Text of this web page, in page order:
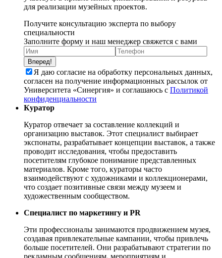
для реализации музейных проектов.
Получите консультацию эксперта по выбору
специальности
Заполните форму и наш менеджер свяжется с вами
Вперед!
Я даю согласие на обработку персональных данных,
согласен на получение информационных рассылок от
Университета «Синергия» и соглашаюсь c Политикой
конфиденциальности
Куратор
Куратор отвечает за составление коллекций и
организацию выставок. Этот специалист выбирает
экспонаты, разрабатывает концепции выставок, а также
проводит исследования, чтобы предоставить
посетителям глубокое понимание представленных
материалов. Кроме того, кураторы часто
взаимодействуют с художниками и коллекционерами,
что создает позитивные связи между музеем и
художественным сообществом.
Специалист по маркетингу и PR
Эти профессионалы занимаются продвижением музея,
создавая привлекательные кампании, чтобы привлечь
больше посетителей. Они разрабатывают стратегии по